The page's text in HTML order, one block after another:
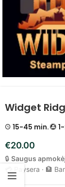
Widget
15-45 min.
€20.00
🔒 Saugus
💳 Paysera · 🏦